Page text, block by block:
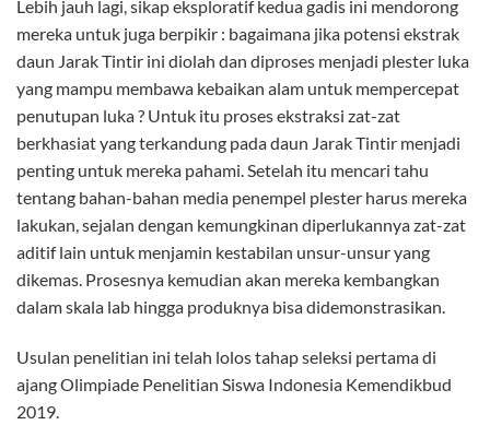
Lebih jauh lagi, sikap eksploratif kedua gadis ini mendorong
mereka untuk juga berpikir : bagaimana jika potensi ekstrak
daun Jarak Tintir ini diolah dan diproses menjadi plester luka
yang mampu membawa kebaikan alam untuk mempercepat
penutupan luka ? Untuk itu proses ekstraksi zat-zat
berkhasiat yang terkandung pada daun Jarak Tintir menjadi
penting untuk mereka pahami. Setelah itu mencari tahu
tentang bahan-bahan media penempel plester harus mereka
lakukan, sejalan dengan kemungkinan diperlukannya zat-zat
aditif lain untuk menjamin kestabilan unsur-unsur yang
dikemas. Prosesnya kemudian akan mereka kembangkan
dalam skala lab hingga produknya bisa didemonstrasikan.
Usulan penelitian ini telah lolos tahap seleksi pertama di
ajang Olimpiade Penelitian Siswa Indonesia Kemendikbud
2019.